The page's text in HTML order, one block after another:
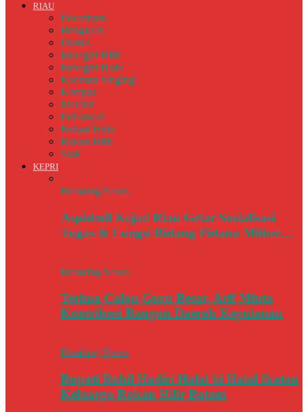
RIAU
Pekanbaru
Bengkalis
Dumai
Indragiri Hilir
Indragiri Hulu
Kuantan Singingi
Kampar
Meranti
Pelalawan
Rokan Hulu
Rokan Hilir
Siak
KEPRI
Breaking News
Aspidmil Kejati Riau Gelar Sosialisasi
Tugas & Fungsi Bidang Pidana Militer…
Breaking News
Terima Calon Guru Besar, Arif Minta
Kontribusi Bangun Daerah Kepulauan
Breaking News
Bupati Rohil Hadiri Halal bi Halal Ikatan
Keluarga Rokan Hilir Batam